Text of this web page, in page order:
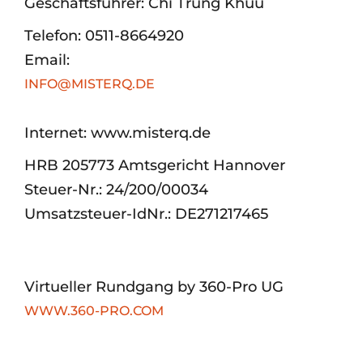
Telefon: 0511-8664920
Email:
INFO@MISTERQ.DE
Internet: www.misterq.de
HRB 205773 Amtsgericht Hannover
Steuer-Nr.: 24/200/00034
Umsatzsteuer-IdNr.: DE271217465
Virtueller Rundgang by 360-Pro UG
WWW.360-PRO.COM